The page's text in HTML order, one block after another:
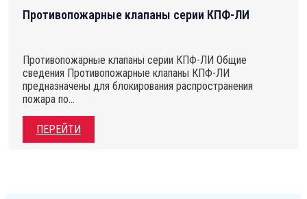
Противопожарные клапаны серии КПФ-ЛИ
Противопожарные клапаны серии КПФ-ЛИ Общие
сведения Противопожарные клапаны КПФ-ЛИ
предназначены для блокирования распространения
пожара по…
ПЕРЕЙТИ